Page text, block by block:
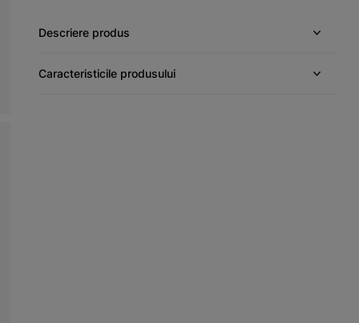
Descriere produs
Caracteristicile produsului